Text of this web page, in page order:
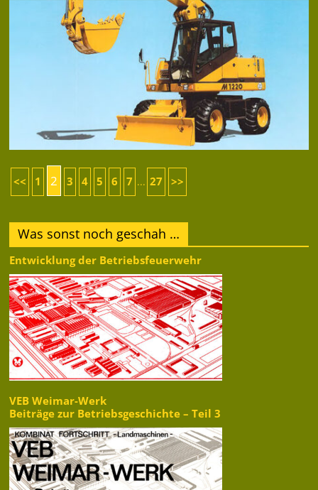
<< 1 2 3 4 5 6 7 ... 27 >>
Was sonst noch geschah …
Entwicklung der Betriebsfeuerwehr
VEB Weimar-Werk
Beiträge zur Betriebsgeschichte – Teil 3